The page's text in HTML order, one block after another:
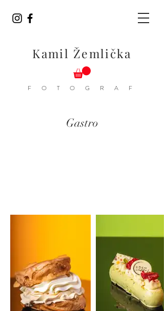
Kamil Žemlička
F O T O G R A F
Gastro